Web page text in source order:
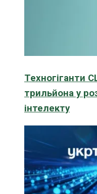
Техногіганти
трильйона у
інтелекту